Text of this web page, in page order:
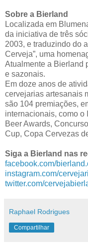
Sobre a Bierland
Localizada em
da iniciativa de três
2003, e traduzindo do
Cerveja”, uma
Atualmente a Bierland
e sazonais.
Em doze anos de
cervejarias artesanais
são 104 premiações,
internacionais, como o
Beer Awards,
Cup, Copa Cervezas
Siga a Bierland nas
facebook.com/
instagram.com/
twitter.com/
Raphael Rodrigues
Compartilhar